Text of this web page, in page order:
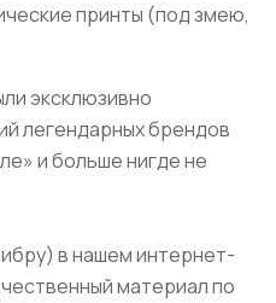
принты (под змею,
эксклюзивно
легендарных брендов
и больше нигде не
в нашем интернет-
материал по